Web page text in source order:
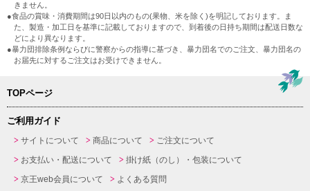
きません。
●食品の賞味・消費期間は90日以内のもの(果物、米を除く)を明記しております。ま
た、製造・加工日を基準に記載しておりますので、到着後の日持ち期間は配送日数な
どにより異なります。
●暴力団排除条例ならびに警察からの指導に基づき、暴力団名でのご注文、暴力団名の
お届先に対するご注文はお受けできません。
TOPページ
ご利用ガイド
サイトについて 商品について
ご注文について
お支払い・配送について
掛け紙（のし）・包装について
京王web会員について
よくある質問